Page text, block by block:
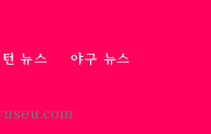
뉴스 야구 뉴스